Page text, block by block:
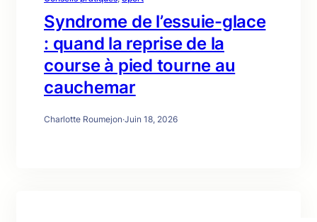
Syndrome de l’essuie-glace
: quand la reprise de la
course à pied tourne au
cauchemar
Charlotte Roumejon·Juin 18, 2026